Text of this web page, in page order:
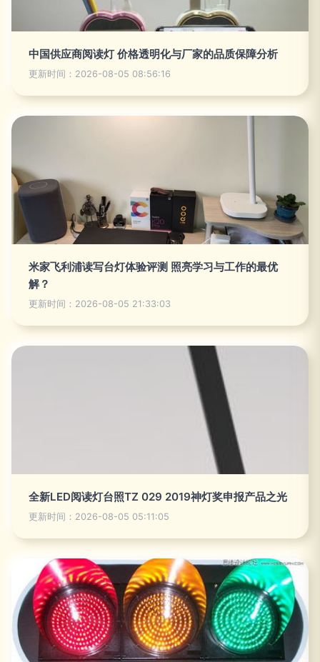
中国供应商阅读灯 价格透明化与厂家的品质保障分析
更新时间：2026-08-05 08:56:16
米家飞利浦读写台灯体验评测 照亮学习与工作的最优
解？
更新时间：2026-08-05 21:33:03
全新LED阅读灯台照TZ 029 2019神灯奖申报产品之光
更新时间：2026-08-05 05:11:05